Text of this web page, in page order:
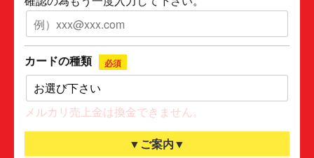
カードの種類 必須
メルカリ売上金は換金できません。
▼ご案内▼